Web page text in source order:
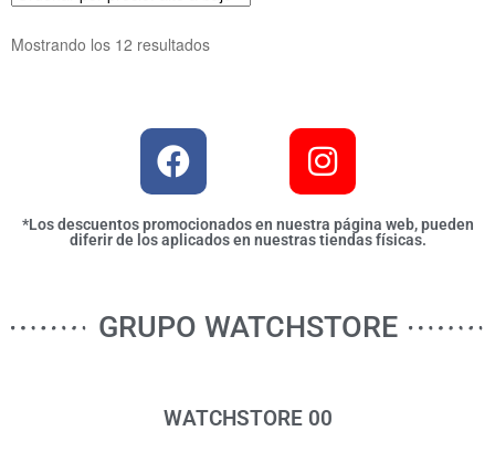
Mostrando los 12 resultados
*Los descuentos promocionados en nuestra página web, pueden
diferir de los aplicados en nuestras tiendas físicas.
GRUPO WATCHSTORE
WATCHSTORE 00